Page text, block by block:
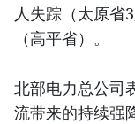
人失踪（太原省
（高平省）。
北部电力总公司
流带来的持续强